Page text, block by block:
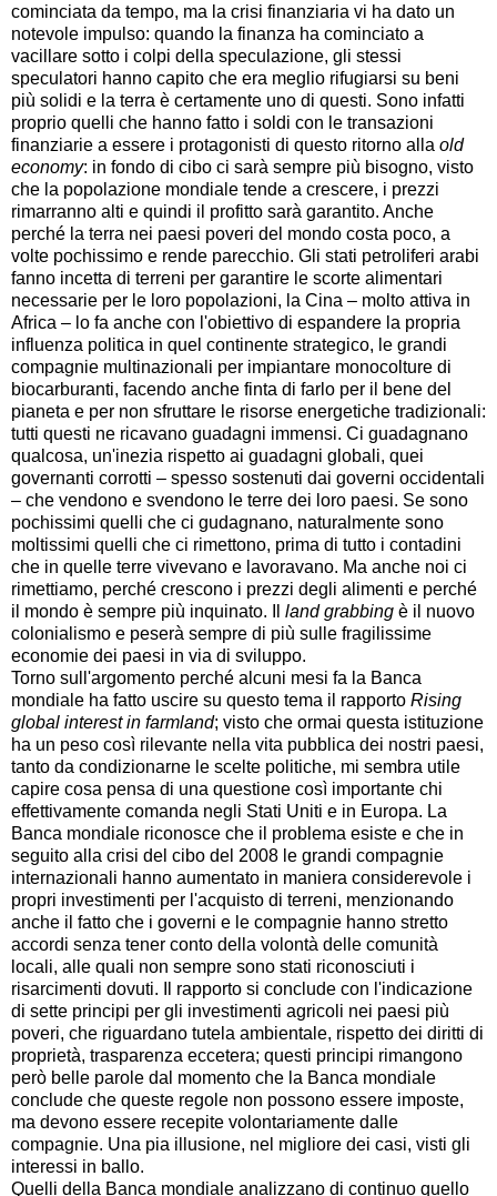
cominciata da tempo, ma la crisi finanziaria vi ha dato un
notevole impulso: quando la finanza ha cominciato a
vacillare sotto i colpi della speculazione, gli stessi
speculatori hanno capito che era meglio rifugiarsi su beni
più solidi e la terra è certamente uno di questi. Sono infatti
proprio quelli che hanno fatto i soldi con le transazioni
finanziarie a essere i protagonisti di questo ritorno alla old
economy: in fondo di cibo ci sarà sempre più bisogno, visto
che la popolazione mondiale tende a crescere, i prezzi
rimarranno alti e quindi il profitto sarà garantito. Anche
perché la terra nei paesi poveri del mondo costa poco, a
volte pochissimo e rende parecchio. Gli stati petroliferi arabi
fanno incetta di terreni per garantire le scorte alimentari
necessarie per le loro popolazioni, la Cina – molto attiva in
Africa – lo fa anche con l'obiettivo di espandere la propria
influenza politica in quel continente strategico, le grandi
compagnie multinazionali per impiantare monocolture di
biocarburanti, facendo anche finta di farlo per il bene del
pianeta e per non sfruttare le risorse energetiche tradizionali:
tutti questi ne ricavano guadagni immensi. Ci guadagnano
qualcosa, un'inezia rispetto ai guadagni globali, quei
governanti corrotti – spesso sostenuti dai governi occidentali
– che vendono e svendono le terre dei loro paesi. Se sono
pochissimi quelli che ci gudagnano, naturalmente sono
moltissimi quelli che ci rimettono, prima di tutto i contadini
che in quelle terre vivevano e lavoravano. Ma anche noi ci
rimettiamo, perché crescono i prezzi degli alimenti e perché
il mondo è sempre più inquinato. Il land grabbing è il nuovo
colonialismo e peserà sempre di più sulle fragilissime
economie dei paesi in via di sviluppo.
Torno sull'argomento perché alcuni mesi fa la Banca
mondiale ha fatto uscire su questo tema il rapporto Rising
global interest in farmland; visto che ormai questa istituzione
ha un peso così rilevante nella vita pubblica dei nostri paesi,
tanto da condizionarne le scelte politiche, mi sembra utile
capire cosa pensa di una questione così importante chi
effettivamente comanda negli Stati Uniti e in Europa. La
Banca mondiale riconosce che il problema esiste e che in
seguito alla crisi del cibo del 2008 le grandi compagnie
internazionali hanno aumentato in maniera considerevole i
propri investimenti per l'acquisto di terreni, menzionando
anche il fatto che i governi e le compagnie hanno stretto
accordi senza tener conto della volontà delle comunità
locali, alle quali non sempre sono stati riconosciuti i
risarcimenti dovuti. Il rapporto si conclude con l'indicazione
di sette principi per gli investimenti agricoli nei paesi più
poveri, che riguardano tutela ambientale, rispetto dei diritti di
proprietà, trasparenza eccetera; questi principi rimangono
però belle parole dal momento che la Banca mondiale
conclude che queste regole non possono essere imposte,
ma devono essere recepite volontariamente dalle
compagnie. Una pia illusione, nel migliore dei casi, visti gli
interessi in ballo.
Quelli della Banca mondiale analizzano di continuo quello